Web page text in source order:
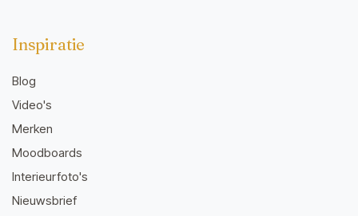
Inspiratie
Blog
Video's
Merken
Moodboards
Interieurfoto's
Nieuwsbrief